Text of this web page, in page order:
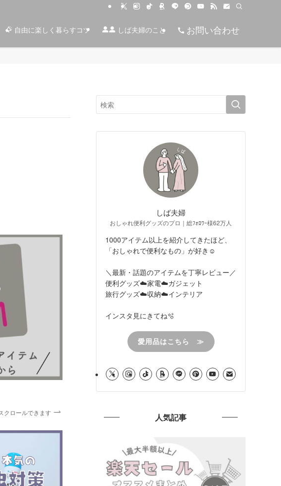
自由に楽しく暮らすコツ しば夫婦のこと お問い合わせ
スクロールできます
しば夫婦
おしゃれ便利グッズのプロ｜総ﾌｫﾛﾜｰ様62万人
1000アイテム以上を紹介してきたほど、
「おしゃれで便利なもの」が好き☺︎
＼最新・話題のアイテムを丁寧レビュー／
便利グッズ☁️家電☁️ガジェット
旅行グッズ☁️収納☁️インテリア
インスタ見にきてね🫧
愛用品はこちら ≫
人気記事